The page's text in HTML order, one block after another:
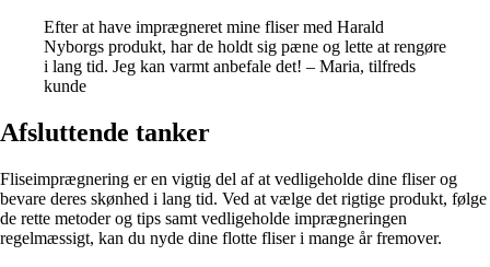
Efter at have imprægneret mine fliser med Harald
Nyborgs produkt, har de holdt sig pæne og lette at rengøre
i lang tid. Jeg kan varmt anbefale det! – Maria, tilfreds
kunde
Afsluttende tanker
Fliseimprægnering er en vigtig del af at vedligeholde dine fliser og
bevare deres skønhed i lang tid. Ved at vælge det rigtige produkt, følge
de rette metoder og tips samt vedligeholde imprægneringen
regelmæssigt, kan du nyde dine flotte fliser i mange år fremover.